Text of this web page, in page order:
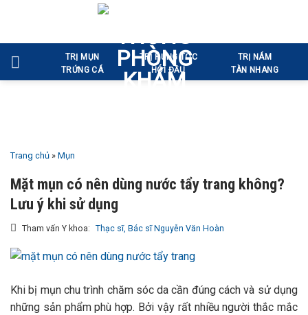
nội
dung
TRỊ MỤN
TRỨNG CÁ
TRỊ RỤNG TÓC
HÓI ĐẦU
TRỊ NÁM
TÀN NHANG
Trang chủ » Mụn
Mặt mụn có nên dùng nước tẩy trang không?
Lưu ý khi sử dụng
Tham vấn Y khoa: Thạc sĩ, Bác sĩ Nguyễn Văn Hoàn
Khi bị mụn chu trình chăm sóc da cần đúng cách và sử dụng
những sản phẩm phù hợp. Bởi vậy rất nhiều người thắc mắc